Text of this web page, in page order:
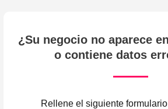
¿Su negocio no aparece
o contiene datos
Rellene el siguiente